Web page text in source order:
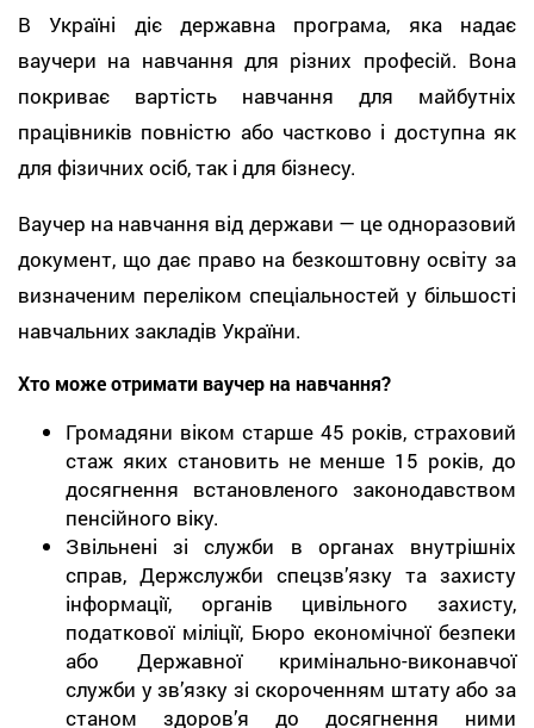
В Україні діє державна програма, яка надає
ваучери на навчання для різних професій. Вона
покриває вартість навчання для майбутніх
працівників повністю або частково і доступна як
для фізичних осіб, так і для бізнесу.
Ваучер на навчання від держави — це одноразовий
документ, що дає право на безкоштовну освіту за
визначеним переліком спеціальностей у більшості
навчальних закладів України.
Хто може отримати ваучер на навчання?
Громадяни віком старше 45 років, страховий
стаж яких становить не менше 15 років, до
досягнення встановленого законодавством
пенсійного віку.
Звільнені зі служби в органах внутрішніх
справ, Держслужби спецзв’язку та захисту
інформації, органів цивільного захисту,
податкової міліції, Бюро економічної безпеки
або Державної кримінально-виконавчої
служби у зв’язку зі скороченням штату або за
станом здоров’я до досягнення ними